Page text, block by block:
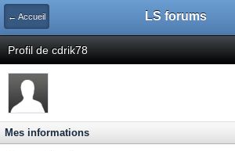
← Accueil LS forums
Profil de cdrik78
Mes informations